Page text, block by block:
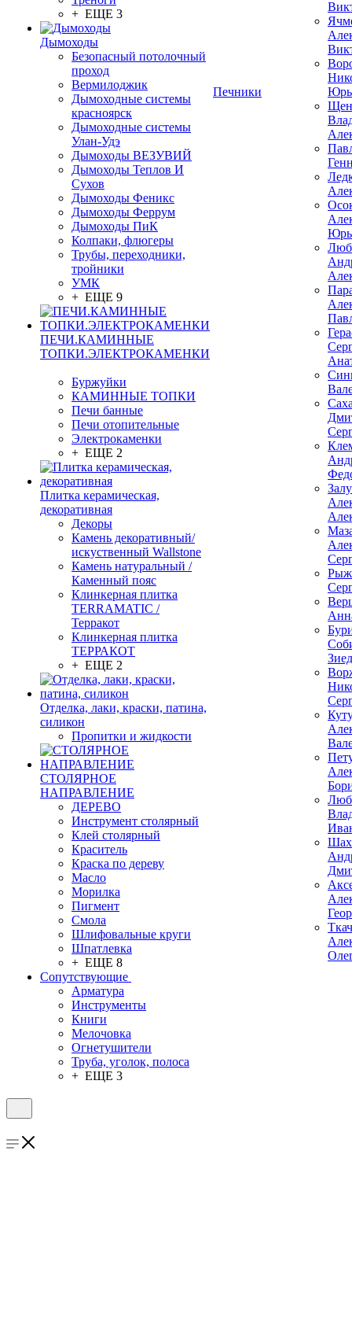
+ ЕЩЕ 3
Дымоходы
Безопасный потолочный
проход
Вермилоджик
Дымоходные системы
красноярск
Дымоходные системы
Улан-Удэ
Дымоходы ВЕЗУВИЙ
Дымоходы Теплов И
Сухов
Дымоходы Феникс
Дымоходы Феррум
Дымоходы ПиК
Колпаки, флюгеры
Трубы, переходники,
тройники
УМК
+ ЕЩЕ 9
ПЕЧИ.КАМИННЫЕ
ТОПКИ.ЭЛЕКТРОКАМЕНКИ
Буржуйки
КАМИННЫЕ ТОПКИ
Печи банные
Печи отопительные
Электрокаменки
+ ЕЩЕ 2
Плитка керамическая,
декоративная
Декоры
Камень декоративный/
искуственный Wallstone
Камень натуральный /
Каменный пояс
Клинкерная плитка
TERRAMATIC /
Терракот
Клинкерная плитка
ТЕРРАКОТ
+ ЕЩЕ 2
Отделка, лаки, краски, патина,
силикон
Пропитки и жидкости
СТОЛЯРНОЕ
НАПРАВЛЕНИЕ
ДЕРЕВО
Инструмент столярный
Клей столярный
Краситель
Краска по дереву
Масло
Морилка
Пигмент
Смола
Шлифовальные круги
Шпатлевка
+ ЕЩЕ 8
Сопутствующие
Арматура
Инструменты
Книги
Мелочовка
Огнетушители
Труба, уголок, полоса
+ ЕЩЕ 3
Печники